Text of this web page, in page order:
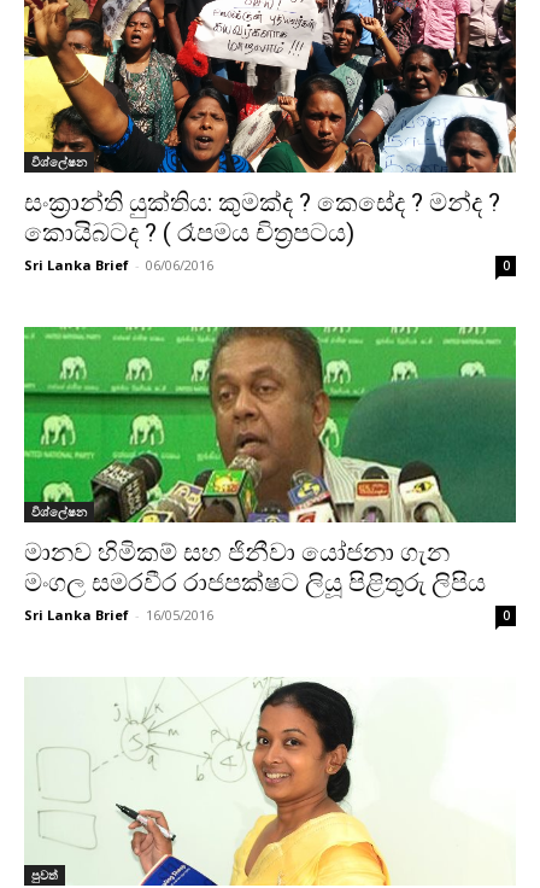
විශ්ලේෂන
සංක්‍රාන්ති යුක්තිය: කුමක්ද ? කෙසේද ? මන්ද ?
කොයිබටද ? ( රෑපමය චිත්‍රපටය)
Sri Lanka Brief - 06/06/2016 0
විශ්ලේෂන
මානව හිමිකම් සහ ජිනීවා යෝජනා ගැන
මංගල සමරවීර රාජපක්ෂට ලියූ පිළිතුරු ලිපිය
Sri Lanka Brief - 16/05/2016 0
පුවත්